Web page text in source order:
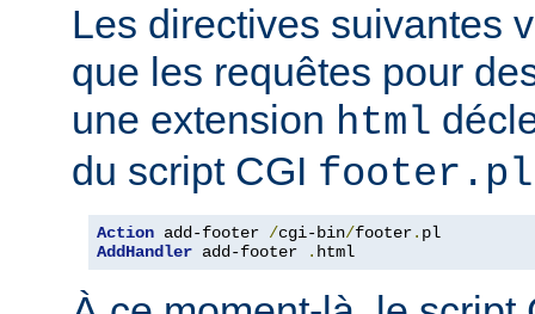
Les directives suivantes
que les requêtes pour
une extension html
du script CGI footer.pl
Action add-footer /cgi-bin/footer.
AddHandler add-footer . html